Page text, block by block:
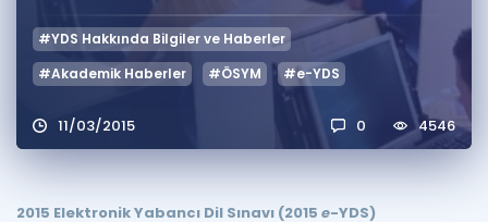
Ücretsiz Kaynaklar
Puan Hesaplama
Blog
İngilizce Gramer
Hakkımızda
Kariyer
Soru & Cevap
#YDS Hakkında Bilgiler ve Haberler
#Akademik Haberler
#ÖSYM #e-YDS
11/03/2015 0 4546
2015 Elektronik Yabancı Dil Sınavı (2015 e-YDS)